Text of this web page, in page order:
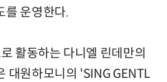
를 운영한다.
활동하는 다니엘 린데만의
대원하모니의 'SING GENTL